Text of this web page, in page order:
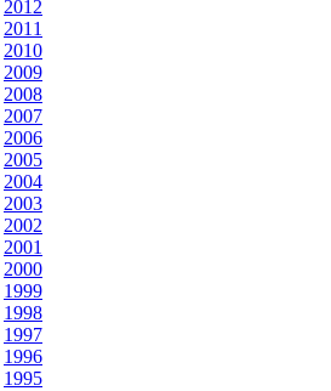
2012
2011
2010
2009
2008
2007
2006
2005
2004
2003
2002
2001
2000
1999
1998
1997
1996
1995